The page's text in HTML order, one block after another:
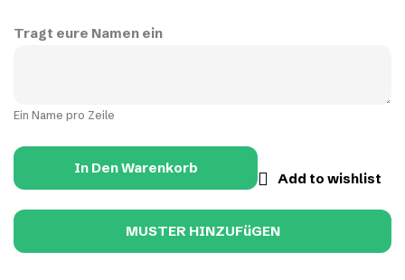
Tragt eure Namen ein
Ein Name pro Zeile
In Den Warenkorb
Add to wishlist